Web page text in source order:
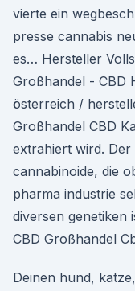
vierte ein
presse cannabis
es… Hersteller
Großhandel - CBD
österreich /
Großhandel CBD
extrahiert wird.
cannabinoide, die
pharma industrie
diversen genetiken
CBD Großhandel
Deinen hund,